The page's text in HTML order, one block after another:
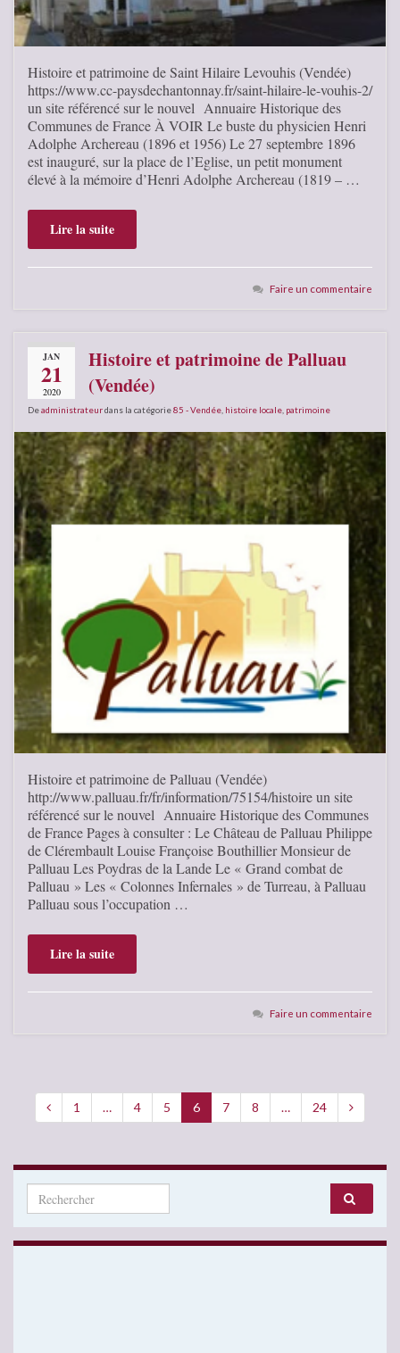
Histoire et patrimoine de Saint Hilaire Levouhis (Vendée)
https://www.cc-paysdechantonnay.fr/saint-hilaire-le-vouhis-2/
un site référencé sur le nouvel Annuaire Historique des
Communes de France À VOIR Le buste du physicien Henri
Adolphe Archereau (1896 et 1956) Le 27 septembre 1896
est inauguré, sur la place de l’Eglise, un petit monument
élevé à la mémoire d’Henri Adolphe Archereau (1819 – …
Lire la suite
Faire un commentaire
JAN
21
2020
Histoire et patrimoine de Palluau
(Vendée)
Deadministrateurdans la catégorie85 - Vendée histoire locale patrimoine
Histoire et patrimoine de Palluau (Vendée)
http://www.palluau.fr/fr/information/75154/histoire un site
référencé sur le nouvel Annuaire Historique des Communes
de France Pages à consulter : Le Château de Palluau Philippe
de Clérembault Louise Françoise Bouthillier Monsieur de
Palluau Les Poydras de la Lande Le « Grand combat de
Palluau » Les « Colonnes Infernales » de Turreau, à Palluau
Palluau sous l’occupation …
Lire la suite
Faire un commentaire
1 … 4 5 6 7 8 … 24
Search for: